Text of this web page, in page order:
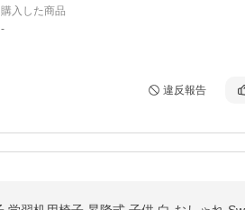
購入した商品
-
違反報告